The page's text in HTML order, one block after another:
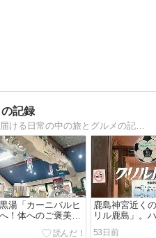
記録
自然派ウェブエンジニアが送り届ける日常の中の旅とグルメの記録。「日々生きること自体が旅」をテーマに綴っています。
湯「カーニバルヒ
！体へのご褒美温
さわの昼ごはん
鹿島神宮近く
リル鹿島」。
ビフライと吉
53日前